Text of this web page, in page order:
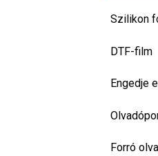
Szilikon
DTF-film
Engedje
Forró